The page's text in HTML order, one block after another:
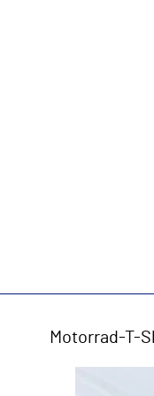
Motorrad-T-